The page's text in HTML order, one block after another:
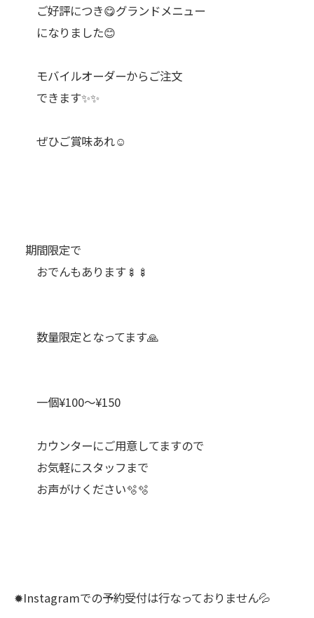
ご好評につき😋グランドメニュー
になりました😊
モバイルオーダーからご注文
できます✨✨
ぜひご賞味あれ☺️
期間限定で
おでんもあります🍢🍢
数量限定となってます🙏
一個¥100〜¥150
カウンターにご用意してますので
お気軽にスタッフまで
お声がけください🫧🫧
✹Instagramでの予約受付は行なっておりません💦